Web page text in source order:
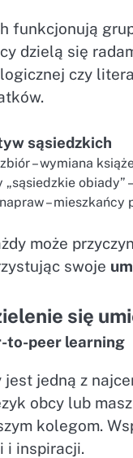
funkcjonują
dzielą się
czy
sąsiedzkich
– wymiana
„sąsiedzkie obiady”
–
może
swoje
się
to-peer learning
jest jedną z
obcy lub
kolegom.
i inspiracji.